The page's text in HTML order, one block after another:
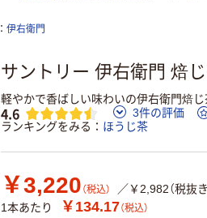
伊右衛門
サントリー 伊右衛門 焙じ
軽やかで香ばしい味わいの伊右衛門焙じ
4.6 3件の評価
ランキングをみる
ほうじ茶
￥3,220 （税込） ／￥2,982（税抜き
1本あたり
￥134.17（税込）